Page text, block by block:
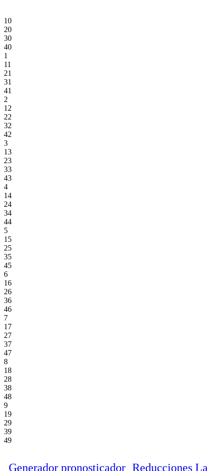
10
20
30
40
1
11
21
31
41
2
12
22
32
42
3
13
23
33
43
4
14
24
34
44
5
15
25
35
45
6
16
26
36
46
7
17
27
37
47
8
18
28
38
48
9
19
29
39
49
Generador pronosticador Reducciones La